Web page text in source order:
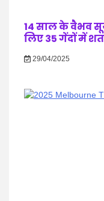
14 साल के वैभव
लिए 35 गेंदों में
29/04/2025